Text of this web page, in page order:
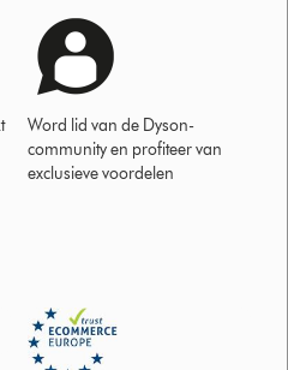
Word lid van de Dyson-
community en profiteer van
exclusieve voordelen